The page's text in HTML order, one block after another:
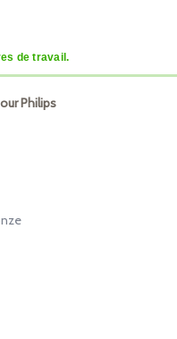
de travail.
Philips